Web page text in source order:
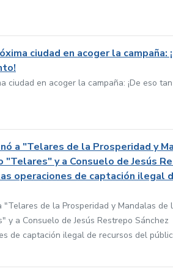
ciudad en acoger la campaña:
ciudad en acoger la campaña: ¡De eso
a "Telares de la Prosperidad y
"Telares" y a Consuelo de Jesús
operaciones de captación ilegal
"Telares de la Prosperidad y Mandalas de
y a Consuelo de Jesús Restrepo Sánchez
de captación ilegal de recursos del